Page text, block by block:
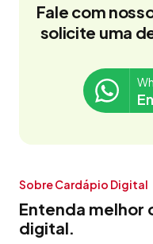
Fale com
solicite uma
Sobre Cardápio Digital
Entenda melhor
digital.